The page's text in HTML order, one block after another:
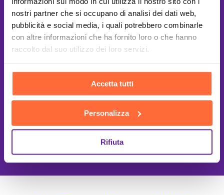
nostri partner che si occupano di analisi dei dati web,
pubblicità e social media, i quali potrebbero combinarle
con altre informazioni che ha fornito loro o che hanno
raccolto dal suo utilizzo dei loro servizi.
Accetta tutti
Personalizza
Rifiuta
Terms of Service